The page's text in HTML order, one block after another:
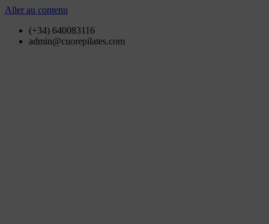
Aller au contenu
(+34) 640083116
admin@cuorepilates.com